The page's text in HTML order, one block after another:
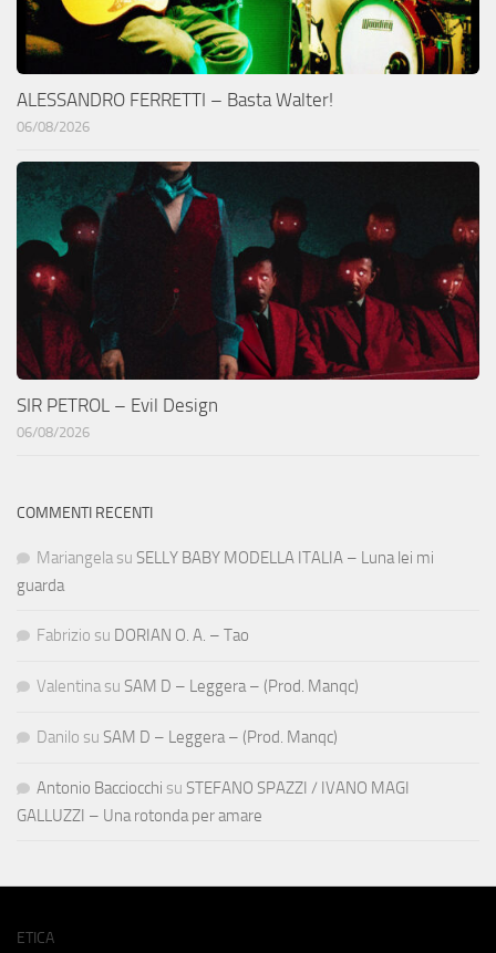
ALESSANDRO FERRETTI – Basta Walter!
06/08/2026
SIR PETROL – Evil Design
06/08/2026
COMMENTI RECENTI
Mariangela su SELLY BABY MODELLA ITALIA – Luna lei mi
guarda
Fabrizio su DORIAN O. A. – Tao
Valentina su SAM D – Leggera – (Prod. Manqc)
Danilo su SAM D – Leggera – (Prod. Manqc)
Antonio Bacciocchi su STEFANO SPAZZI / IVANO MAGI
GALLUZZI – Una rotonda per amare
ETICA